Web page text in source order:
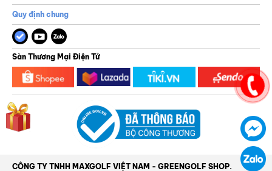
Quy định chung
Sàn Thương Mại Điện Tử
CÔNG TY TNHH MAXGOLF VIỆT NAM - GREENGOLF SHOP.